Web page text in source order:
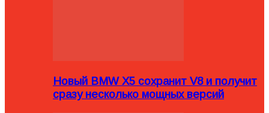
Новый BMW X5 сохранит V8 и получит
сразу несколько мощных версий